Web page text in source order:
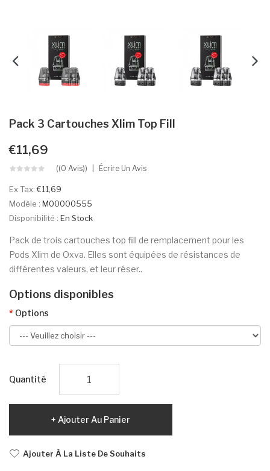
Pack 3 Cartouches Xlim Top Fill
€11,69
((0 Avis)) Écrire Un Avis
Ex Tax:€11,69
Modèle : M00000555
Disponibilité : En Stock
Pack de trois cartouches top fill de remplacement pour les
Pods Xlim de Oxva. Elles sont équipées de résistances de
différentes valeurs, et leur réser..
Options disponibles
Options
Quantité
Ajouter Au Panier
Ajouter À La Liste De Souhaits